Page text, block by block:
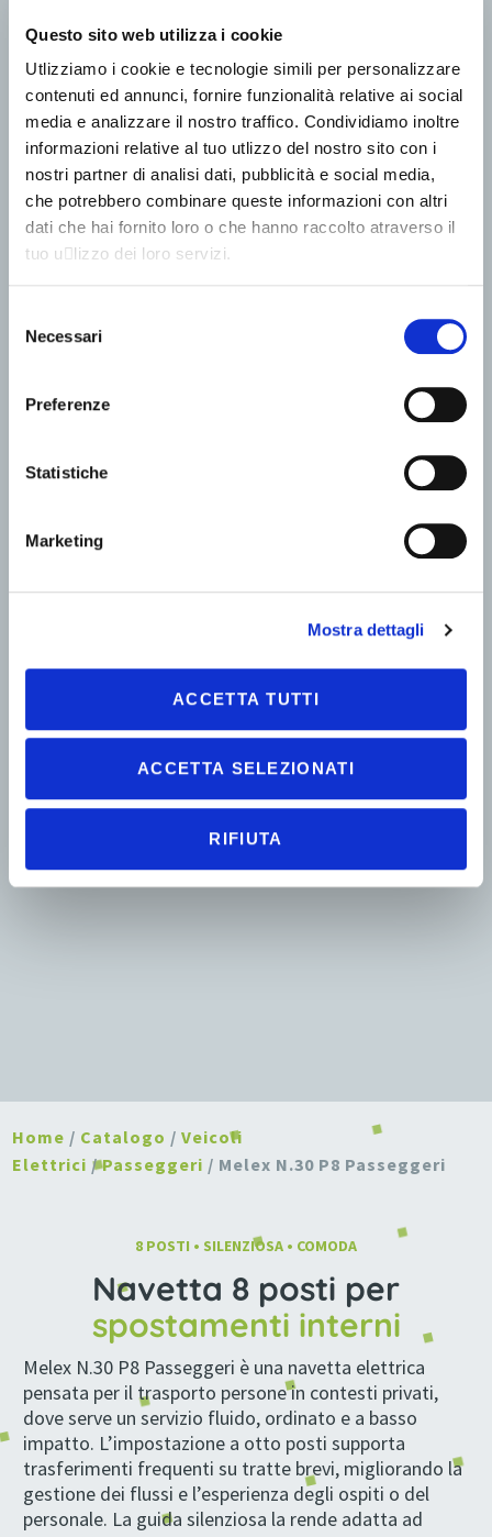
Questo sito web utilizza i cookie
Utlizziamo i cookie e tecnologie simili per personalizzare
contenuti ed annunci, fornire funzionalità relative ai social
media e analizzare il nostro traffico. Condividiamo inoltre
informazioni relative al tuo utlizzo del nostro sito con i
nostri partner di analisi dati, pubblicità e social media,
che potrebbero combinare queste informazioni con altri
dati che hai fornito loro o che hanno raccolto atraverso il
tuo u􀆟lizzo dei loro servizi.
delNecessari
Preferenze
Statistiche
Marketing
Mostra dettagli
ACCETTA TUTTI
ACCETTA SELEZIONATI
RIFIUTA
Home / Catalogo /Veicoli
Elettrici /Passeggeri / Melex N.30 P8 Passeggeri
8 POSTI • SILENZIOSA • COMODA
Navetta 8 posti per
spostamenti interni
Melex N.30 P8 Passeggeri è una navetta elettrica
pensata per il trasporto persone in contesti privati,
dove serve un servizio fluido, ordinato e a basso
impatto. L’impostazione a otto posti supporta
trasferimenti frequenti su tratte brevi, migliorando la
gestione dei flussi e l’esperienza degli ospiti o del
personale. La guida silenziosa la rende adatta ad